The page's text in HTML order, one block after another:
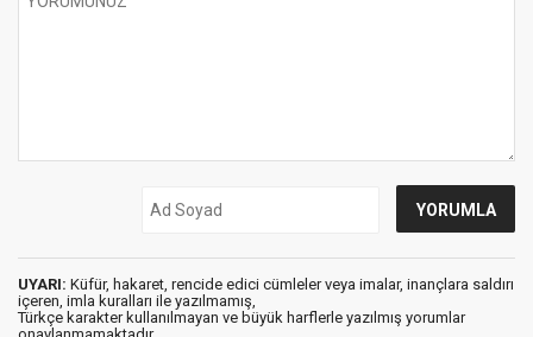
UYARI: Küfür, hakaret, rencide edici cümleler veya imalar, inançlara saldırı
içeren, imla kuralları ile yazılmamış,
Türkçe karakter kullanılmayan ve büyük harflerle yazılmış yorumlar